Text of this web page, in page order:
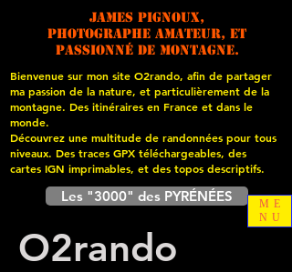
James PIGNOUX,
photographe amateur, et
passionné de montagne.
Bienvenue sur mon site O2rando, afin de partager
ma passion de la nature, et particulièrement de la
montagne. Des itinéraires en France et dans le
monde.
Découvrez une multitude de randonnées pour tous
niveaux. Des traces GPX téléchargeables, des
cartes IGN imprimables, et des topos descriptifs.
Les "3000" des PYRÉNÉES
O2rando
ME
NU